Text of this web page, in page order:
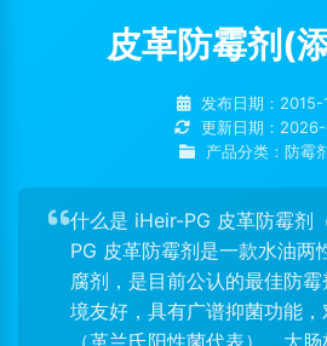
皮革防霉剂(
发布日期：
更新日期：
产品分类：防霉
什么是 iHeir-PG 皮革防霉剂
PG 皮革防霉剂是一款水油两
腐剂，是目前公认的最佳防
境友好，具有广谱抑菌功能
（革兰氏阳性菌代表）、大